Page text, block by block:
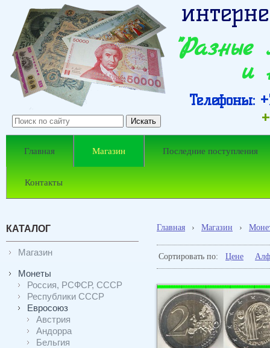
и
Телефоны:
Главная Магазин Последние поступления
Контакты
КАТАЛОГ
Магазин
Монеты
Россия, РСФСР, СССР
Республики СССР
Евросоюз
Австрия
Андорра
Бельгия
Главная › Магазин ›
Сортировать по: Цене